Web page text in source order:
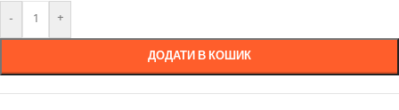
- +
ДОДАТИ В КОШИК